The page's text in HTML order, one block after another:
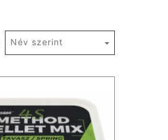
Név szerint